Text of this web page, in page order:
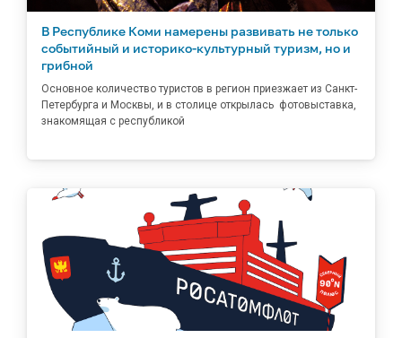
В Республике Коми намерены развивать не только
событийный и историко-культурный туризм, но и
грибной
Основное количество туристов в регион приезжает из Санкт-
Петербурга и Москвы, и в столице открылась фотовыставка,
знакомящая с республикой